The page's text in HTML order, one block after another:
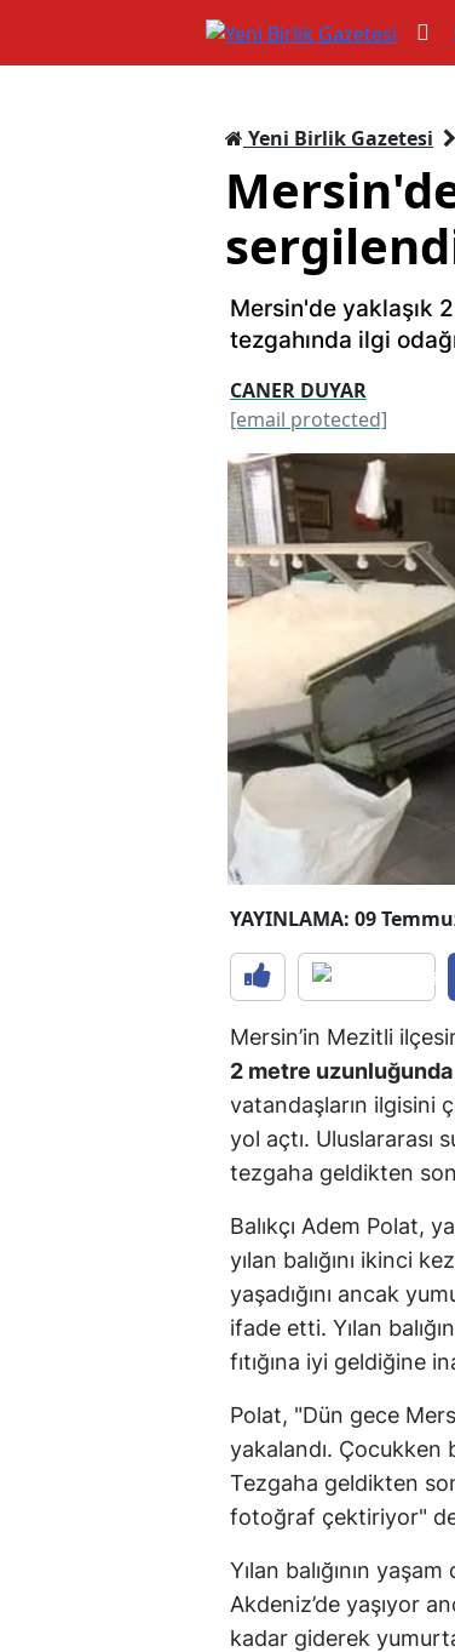
Yeni Birlik Gazetesi
Mersin'de yaklaşık
tezgahında ilgi
CANER DUYAR
[email protected]
YAYINLAMA: 09
Mersin’in Mezitli
2 metre uzunluğunda
vatandaşların ilgisini
yol açtı. Uluslararası
tezgaha geldikten
Balıkçı Adem Polat,
yılan balığını ikinci
yaşadığını ancak
ifade etti. Yılan
fıtığına iyi geldiğine
Polat, "Dün gece
yakalandı. Çocukken
Tezgaha geldikten
fotoğraf çektiriyor"
Yılan balığının
Akdeniz’de yaşıyor
kadar giderek